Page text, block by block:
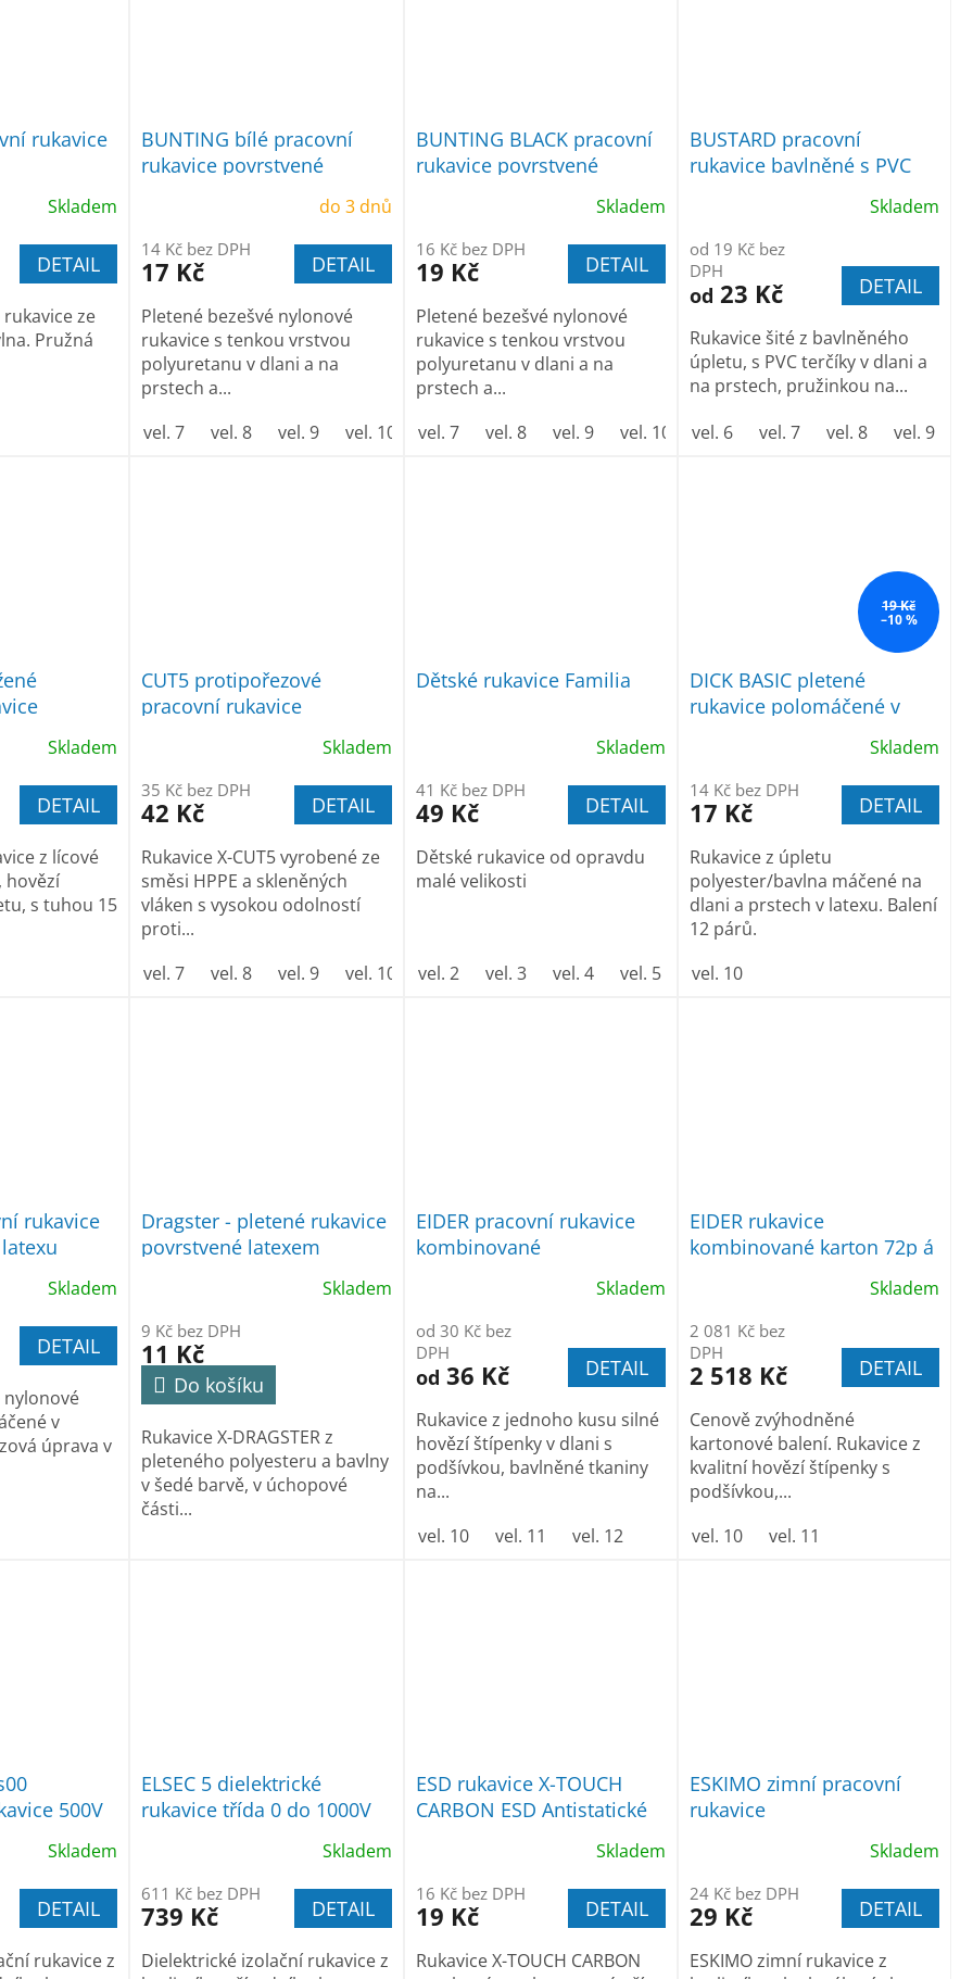
rukavice
Skladem
DETAIL
ze
Pružná
BUNTING bílé pracovní
rukavice povrstvené
do 3 dnů
14 Kč bez DPH
17 Kč DETAIL
Pletené bezešvé nylonové
rukavice s tenkou vrstvou
polyuretanu v dlani a na
prstech a...
vel. 7
vel. 8 vel. 9 vel. 10 vel. 11
BUNTING BLACK pracovní
rukavice povrstvené
Skladem
16 Kč bez DPH
19 Kč DETAIL
Pletené bezešvé nylonové
rukavice s tenkou vrstvou
polyuretanu v dlani a na
prstech a...
vel. 7
vel. 8 vel. 9 vel. 10 vel. 11
BUSTARD pracovní
rukavice bavlněné s PVC
Skladem
od 19 Kč bez
DPH
od 23 Kč DETAIL
Rukavice šité z bavlněného
úpletu, s PVC terčíky v dlani a
na prstech, pružinkou na...
vel. 6
vel. 7 vel. 8 vel. 9
Skladem
DETAIL
z lícové
hovězí
s tuhou 15
CUT5 protipořezové
pracovní rukavice
Skladem
35 Kč bez DPH
42 Kč DETAIL
Rukavice X-CUT5 vyrobené ze
směsi HPPE a skleněných
vláken s vysokou odolností
proti...
vel. 7
vel. 8 vel. 9 vel. 10 vel. 11
Dětské rukavice Familia
Skladem
41 Kč bez DPH
49 Kč DETAIL
Dětské rukavice od opravdu
malé velikosti
vel. 2 vel. 3 vel. 4 vel. 5
19 Kč
–10 %
DICK BASIC pletené
rukavice polomáčené v
Skladem
14 Kč bez DPH
17 Kč DETAIL
Rukavice z úpletu
polyester/bavlna máčené na
dlani a prstech v latexu. Balení
12 párů.
vel. 10
rukavice
Skladem
DETAIL
nylonové
v
úprava v
Dragster - pletené rukavice
povrstvené latexem
Skladem
9 Kč bez DPH
11 Kč
Do košíku
Rukavice X-DRAGSTER z
pleteného polyesteru a bavlny
v šedé barvě, v úchopové
části...
EIDER pracovní rukavice
kombinované
Skladem
od 30 Kč bez
DPH
od 36 Kč DETAIL
Rukavice z jednoho kusu silné
hovězí štípenky v dlani s
podšívkou, bavlněné tkaniny
na...
vel. 10
vel. 11 vel. 12
EIDER rukavice
kombinované karton 72p á
Skladem
2 081 Kč bez
DPH
2 518 Kč DETAIL
Cenově zvýhodněné
kartonové balení. Rukavice z
kvalitní hovězí štípenky s
podšívkou,...
vel. 10
vel. 11
500V
Skladem
DETAIL
rukavice z
ELSEC 5 dielektrické
rukavice třída 0 do 1000V
Skladem
611 Kč bez DPH
739 Kč DETAIL
Dielektrické izolační rukavice z
ESD rukavice X-TOUCH
CARBON ESD Antistatické
Skladem
16 Kč bez DPH
19 Kč DETAIL
Rukavice X-TOUCH CARBON
ESKIMO zimní pracovní
rukavice
Skladem
24 Kč bez DPH
29 Kč DETAIL
ESKIMO zimní rukavice z